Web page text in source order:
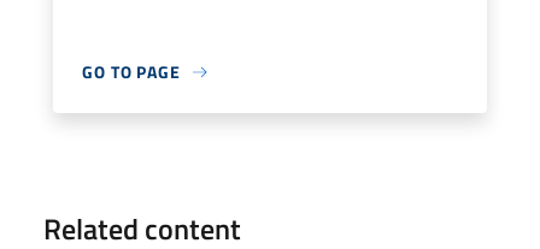
GO TO PAGE
Related content